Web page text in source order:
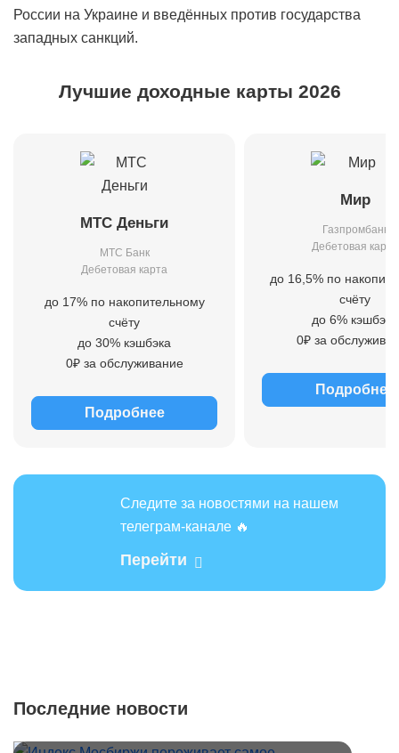
России на Украине и введённых против государства
западных санкций.
Лучшие доходные карты 2026
МТС Деньги
МТС Банк
Дебетовая карта
до 17% по накопительному
счёту
до 30% кэшбэка
0₽ за обслуживание
Подробнее
Мир
Газпромбанк
Дебетовая карта
до 16,5% по
счёту
до 6% кэшбэка
0₽ за
Подробнее
Следите за новостями на нашем
телеграм-канале 🔥
Перейти
Последние новости